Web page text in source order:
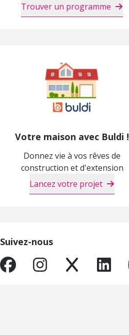
Trouver un programme
Votre maison avec Buldi !
Donnez vie à vos rêves de
construction et d'extension
Lancez votre projet
Suivez-nous